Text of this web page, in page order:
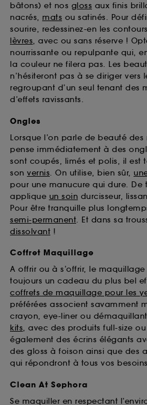
bâtons) et nos gloss aux finis
nacrés, mats ou satinés. Pour
sourire, redessinez-en les
lèvres, avec ou sans réserve !
nourrissante ou repulpante qui,
la couleur ne filera pas. Les
n’hésiteront pas à se diriger vers
regroupant d’un seul tenant des
d’effets ravissants.
Ongles
Lorsque l’on parle de beauté
pense immédiatement à des
sont coupés, limés et polis, il est
son vernis. On utilise, bien sûr,
pour une manucure qui dure. De
applique un soin durcisseur,
Pour être tranquille plus
semi-permanent. Et dans sa
dissolvant !
Coffret Maquillage
A offrir ou à s’offrir, le
toujours un cadeau du plus bel
coffrets de maquillage pour les
préférées associent savamment
crayon, eye-liner ou
kits, avec des produits full-size
également des écrins élégants
des gloss à foison ainsi que des
qui répondront à tous vos
Clean At Sephora
Se maquiller en respectant